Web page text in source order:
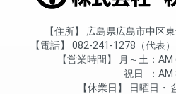
住所
広島県広島市中区
電話
082-241-1278（代表）
営業時間
月～土
AM
祝日
AM
休業日
日曜日